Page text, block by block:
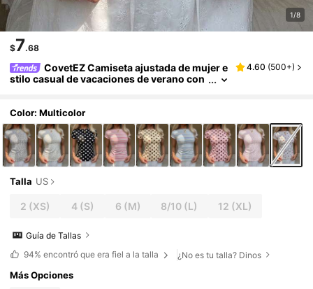
1/8
$7.68
CovetEZ Camiseta ajustada de mujer e
stilo casual de vacaciones de verano con
4.60 (500+)
Color: Multicolor
Talla US
2 (XS) 4(S) 6 (M) 8/10 (L) 12 (XL)
Guía de Tallas
94% encontró que era fiel a la talla ¿No es tu talla? Dinos
Más Opciones